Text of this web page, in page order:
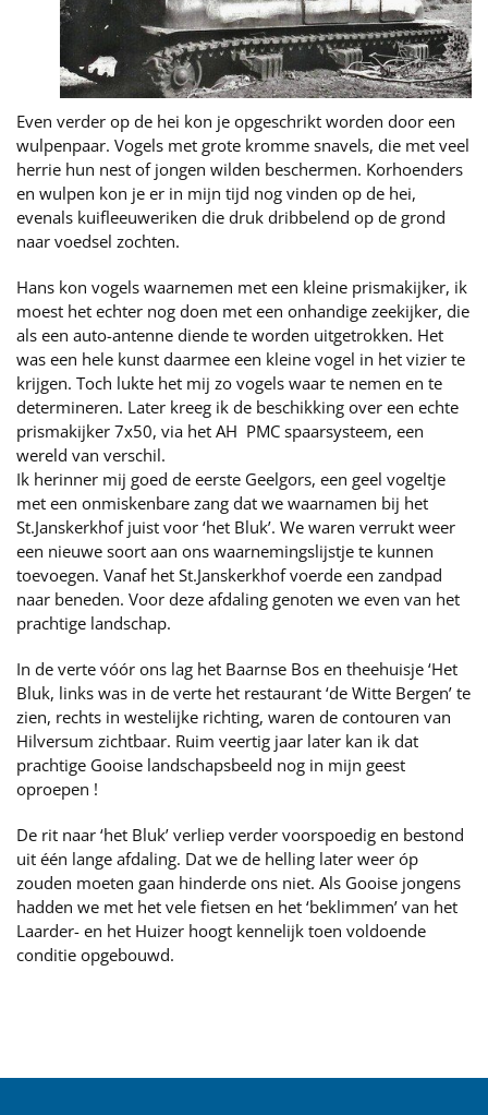
Even verder op de hei kon je opgeschrikt worden door een
wulpenpaar. Vogels met grote kromme snavels, die met veel
herrie hun nest of jongen wilden beschermen. Korhoenders
en wulpen kon je er in mijn tijd nog vinden op de hei,
evenals kuifleeuweriken die druk dribbelend op de grond
naar voedsel zochten.
Hans kon vogels waarnemen met een kleine prismakijker, ik
moest het echter nog doen met een onhandige zeekijker, die
als een auto-antenne diende te worden uitgetrokken. Het
was een hele kunst daarmee een kleine vogel in het vizier te
krijgen. Toch lukte het mij zo vogels waar te nemen en te
determineren. Later kreeg ik de beschikking over een echte
prismakijker 7x50, via het AH PMC spaarsysteem, een
wereld van verschil.
Ik herinner mij goed de eerste Geelgors, een geel vogeltje
met een onmiskenbare zang dat we waarnamen bij het
St.Janskerkhof juist voor ‘het Bluk’. We waren verrukt weer
een nieuwe soort aan ons waarnemingslijstje te kunnen
toevoegen. Vanaf het St.Janskerkhof voerde een zandpad
naar beneden. Voor deze afdaling genoten we even van het
prachtige landschap.
In de verte vóór ons lag het Baarnse Bos en theehuisje ‘Het
Bluk, links was in de verte het restaurant ‘de Witte Bergen’ te
zien, rechts in westelijke richting, waren de contouren van
Hilversum zichtbaar. Ruim veertig jaar later kan ik dat
prachtige Gooise landschapsbeeld nog in mijn geest
oproepen !
De rit naar ‘het Bluk’ verliep verder voorspoedig en bestond
uit één lange afdaling. Dat we de helling later weer óp
zouden moeten gaan hinderde ons niet. Als Gooise jongens
hadden we met het vele fietsen en het ‘beklimmen’ van het
Laarder- en het Huizer hoogt kennelijk toen voldoende
conditie opgebouwd.